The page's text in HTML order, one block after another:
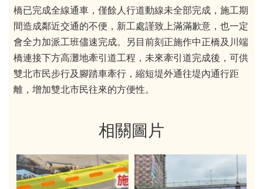
橋已完成全線通車，僅餘人行道動線未全部完成，施工期
間造成鄰近交通的不便，新工處謹致上滿滿歉意，也一定
會全力加派工班儘速完成。另目前刻正施作中正橋及川端
橋連接下方高灘地牽引道工程，未來牽引道完成後，可供
雙北市民步行及腳踏車牽行，縮短堤外通往堤內通行距
離，增加雙北市民往來的方便性。
相關圖片